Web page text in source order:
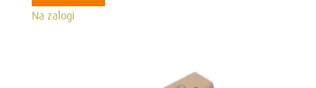
Na zalogi